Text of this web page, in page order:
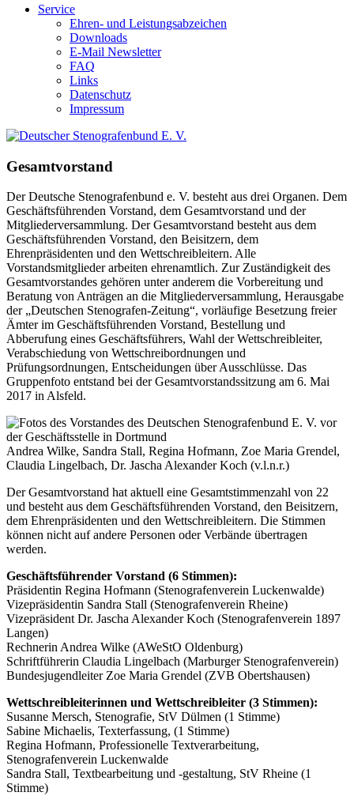
Service
Ehren- und Leistungsabzeichen
Downloads
E-Mail Newsletter
FAQ
Links
Datenschutz
Impressum
Gesamtvorstand
Der Deutsche Stenografenbund e. V. besteht aus drei Organen. Dem
Geschäftsführenden Vorstand, dem Gesamtvorstand und der
Mitgliederversammlung. Der Gesamtvorstand besteht aus dem
Geschäftsführenden Vorstand, den Beisitzern, dem
Ehrenpräsidenten und den Wettschreibleitern. Alle
Vorstandsmitglieder arbeiten ehrenamtlich. Zur Zuständigkeit des
Gesamtvorstandes gehören unter anderem die Vorbereitung und
Beratung von Anträgen an die Mitgliederversammlung, Herausgabe
der „Deutschen Stenografen-Zeitung“, vorläufige Besetzung freier
Ämter im Geschäftsführenden Vorstand, Bestellung und
Abberufung eines Geschäftsführers, Wahl der Wettschreibleiter,
Verabschiedung von Wettschreibordnungen und
Prüfungsordnungen, Entscheidungen über Ausschlüsse. Das
Gruppenfoto entstand bei der Gesamtvorstandssitzung am 6. Mai
2017 in Alsfeld.
Andrea Wilke, Sandra Stall, Regina Hofmann, Zoe Maria Grendel,
Claudia Lingelbach, Dr. Jascha Alexander Koch (v.l.n.r.)
Der Gesamtvorstand hat aktuell eine Gesamtstimmenzahl von 22
und besteht aus dem Geschäftsführenden Vorstand, den Beisitzern,
dem Ehrenpräsidenten und den Wettschreibleitern. Die Stimmen
können nicht auf andere Personen oder Verbände übertragen
werden.
Geschäftsführender Vorstand (6 Stimmen):
Präsidentin Regina Hofmann (Stenografenverein Luckenwalde)
Vizepräsidentin Sandra Stall (Stenografenverein Rheine)
Vizepräsident Dr. Jascha Alexander Koch (Stenografenverein 1897
Langen)
Rechnerin Andrea Wilke (AWeStO Oldenburg)
Schriftführerin Claudia Lingelbach (Marburger Stenografenverein)
Bundesjugendleiter Zoe Maria Grendel (ZVB Obertshausen)
Wettschreibleiterinnen und Wettschreibleiter (3 Stimmen):
Susanne Mersch, Stenografie, StV Dülmen (1 Stimme)
Sabine Michaelis, Texterfassung, (1 Stimme)
Regina Hofmann, Professionelle Textverarbeitung,
Stenografenverein Luckenwalde
Sandra Stall, Textbearbeitung und -gestaltung, StV Rheine (1
Stimme)